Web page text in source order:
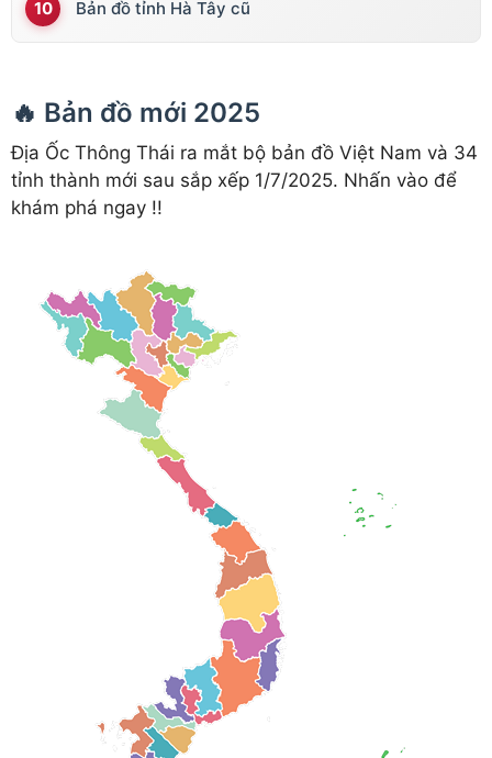
Bản đồ tỉnh Hà Tây cũ
🔥 Bản đồ mới 2025
Địa Ốc Thông Thái ra mắt bộ bản đồ Việt Nam và 34
tỉnh thành mới sau sắp xếp 1/7/2025. Nhấn vào để
khám phá ngay !!